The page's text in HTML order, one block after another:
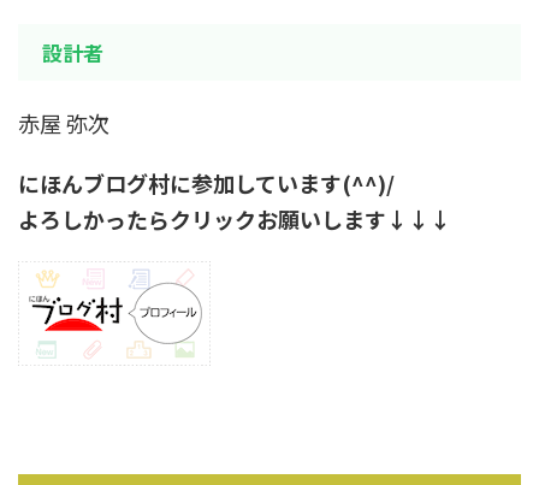
設計者
赤屋 弥次
にほんブログ村に参加しています(^^)/
よろしかったらクリックお願いします↓↓↓